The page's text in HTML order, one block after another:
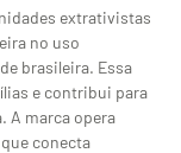
extrativistas
no uso
brasileira. Essa
e contribui para
A marca opera
conecta